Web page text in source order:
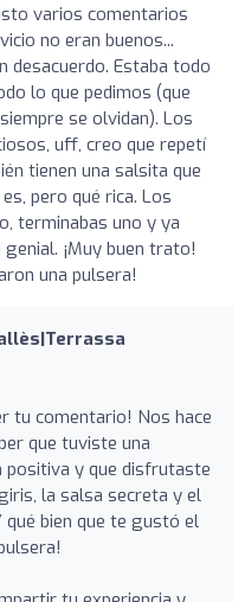
varios comentarios
no eran buenos...
desacuerdo. Estaba todo
lo que pedimos (que
se olvidan). Los
uff, creo que repetí
tienen una salsita que
pero qué rica. Los
terminabas uno y ya
¡Muy buen trato!
una pulsera!
tu comentario! Nos hace
que tuviste una
positiva y que disfrutaste
la salsa secreta y el
qué bien que te gustó el